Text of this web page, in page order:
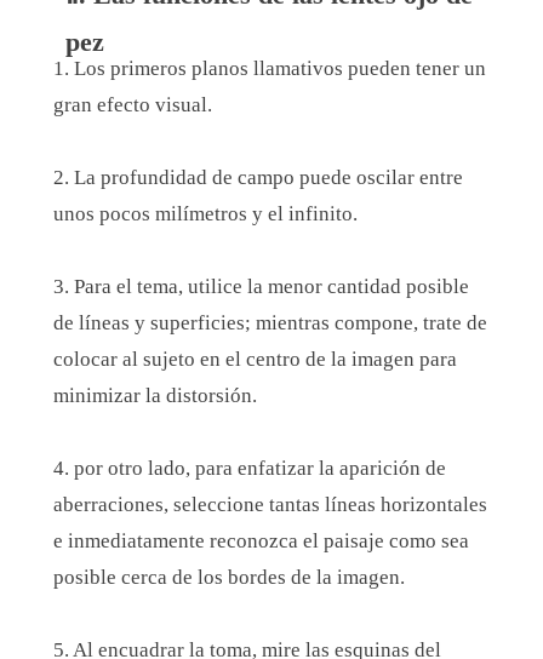
pez
1. Los primeros planos llamativos pueden tener un
gran efecto visual.
2. La profundidad de campo puede oscilar entre
unos pocos milímetros y el infinito.
3. Para el tema, utilice la menor cantidad posible
de líneas y superficies; mientras compone, trate de
colocar al sujeto en el centro de la imagen para
minimizar la distorsión.
4. por otro lado, para enfatizar la aparición de
aberraciones, seleccione tantas líneas horizontales
e inmediatamente reconozca el paisaje como sea
posible cerca de los bordes de la imagen.
5. Al encuadrar la toma, mire las esquinas del